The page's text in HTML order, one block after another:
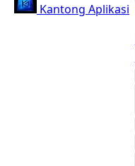
Kantong Aplikasi